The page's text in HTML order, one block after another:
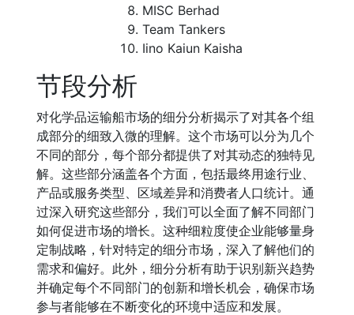
MISC Berhad
Team Tankers
Iino Kaiun Kaisha
节段分析
对化学品运输船市场的细分分析揭示了对其各个组
成部分的细致入微的理解。这个市场可以分为几个
不同的部分，每个部分都提供了对其动态的独特见
解。这些部分涵盖各个方面，包括最终用途行业、
产品或服务类型、区域差异和消费者人口统计。通
过深入研究这些部分，我们可以全面了解不同部门
如何促进市场的增长。这种细粒度使企业能够量身
定制战略，针对特定的细分市场，深入了解他们的
需求和偏好。此外，细分分析有助于识别新兴趋势
并确定每个不同部门的创新和增长机会，确保市场
参与者能够在不断变化的环境中适应和发展。